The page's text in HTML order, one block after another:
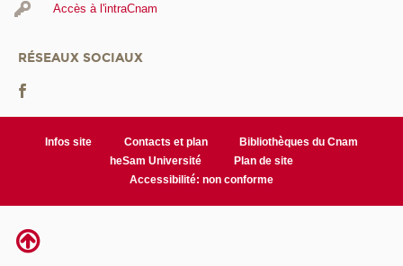
Accès à l'intraCnam
RÉSEAUX SOCIAUX
Infos site Contacts et plan
Bibliothèques du Cnam
heSam Université
Plan de site
Accessibilité: non conforme